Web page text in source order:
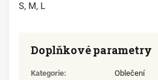
S, M, L
Doplňkové parametry
Kategorie: Oblečení